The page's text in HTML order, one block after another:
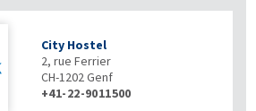
City Hostel
2, rue Ferrier
CH-1202Genf
+41-22-9011500